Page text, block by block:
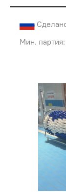
Мин. партия: